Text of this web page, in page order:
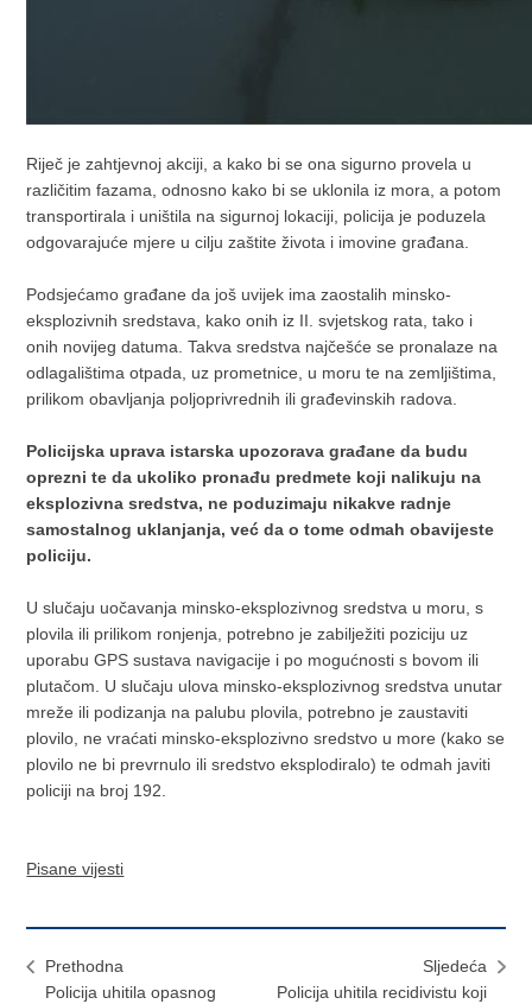
Riječ je zahtjevnoj akciji, a kako bi se ona sigurno provela u
različitim fazama, odnosno kako bi se uklonila iz mora, a potom
transportirala i uništila na sigurnoj lokaciji, policija je poduzela
odgovarajuće mjere u cilju zaštite života i imovine građana.
Podsjećamo građane da još uvijek ima zaostalih minsko-
eksplozivnih sredstava, kako onih iz II. svjetskog rata, tako i
onih novijeg datuma. Takva sredstva najčešće se pronalaze na
odlagalištima otpada, uz prometnice, u moru te na zemljištima,
prilikom obavljanja poljoprivrednih ili građevinskih radova.
Policijska uprava istarska upozorava građane da budu
oprezni te da ukoliko pronađu predmete koji nalikuju na
eksplozivna sredstva, ne poduzimaju nikakve radnje
samostalnog uklanjanja, već da o tome odmah obavijeste
policiju.
U slučaju uočavanja minsko-eksplozivnog sredstva u moru, s
plovila ili prilikom ronjenja, potrebno je zabilježiti poziciju uz
uporabu GPS sustava navigacije i po mogućnosti s bovom ili
plutačom. U slučaju ulova minsko-eksplozivnog sredstva unutar
mreže ili podizanja na palubu plovila, potrebno je zaustaviti
plovilo, ne vraćati minsko-eksplozivno sredstvo u more (kako se
plovilo ne bi prevrnulo ili sredstvo eksplodiralo) te odmah javiti
policiji na broj 192.
Pisane vijesti
Prethodna
Policija uhitila opasnog
Sljedeća
Policija uhitila recidivistu koji